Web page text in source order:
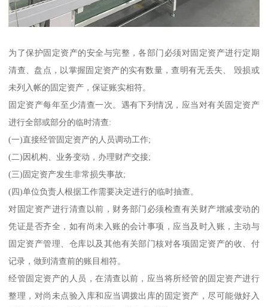
为了保护固定资产的安全与完整，各部门必须对固定资产进行定期
清查、盘点，以掌握固定资产的实有数量，查明有无丢失、 毁损或
未列入帐的固定资产，保证账实相符。
固定资产每年至少清查一次。遇有下列情况，应当对有关固定资产
进行全部或部分的临时清查:
(一)直接经管固定资产的人员调动工作;
(二)因机构、业务变动，办理财产交接;
(三)固定资产发生非常损失事故;
(四)单位负责人根据工作需要决定进行的临时抽查。
对固定资产进行清查以前，财务部门必须检查有关财产增减变动的
凭证是否齐全，如有尚未入账的会计事项，应当及时入账，主动与
固定资产管理、仓库以及其他有关部门核对各项固定资产的收、付
记录，做到清查前的账目相符。
经管固定资产的人员，在清查以前，应当将所经管的固定资产进行
整理，对尚未点验入库和应当调拨出库的固定资产，尽可能做好入